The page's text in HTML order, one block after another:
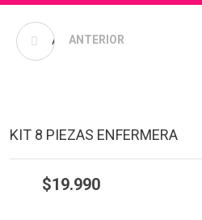
ANTIFAZ ECO CUERO
ANTERIOR
KIT 8 PIEZAS ENFERMERA
$19.990